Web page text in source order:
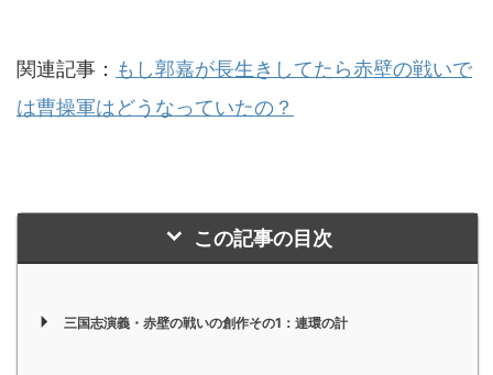
関連記事： もし郭嘉が長生きしてたら赤壁の戦いで
は曹操軍はどうなっていたの？
この記事の目次
三国志演義・赤壁の戦いの創作その1：連環の計